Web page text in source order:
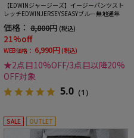
【EDWINジャージーズ】イージーパンツスト
レッチEDWINJERSEYSEASYブルー無地通年
価格： 8,800円 (税込)
21%off
WEB価格： 6,990円 (税込)
★2点目10%OFF/3点目以降20%
OFF対象
5.0 （1）
SALE OUTLET